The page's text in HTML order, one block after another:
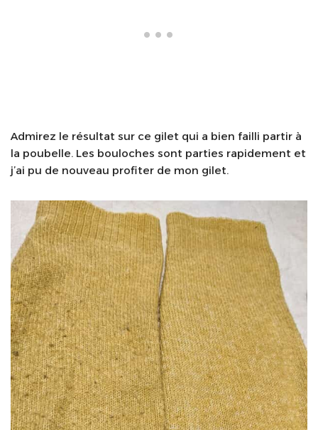
Admirez le résultat sur ce gilet qui a bien failli partir à
la poubelle. Les bouloches sont parties rapidement et
j’ai pu de nouveau profiter de mon gilet.